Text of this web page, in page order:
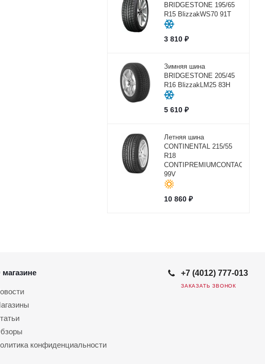
BRIDGESTONE 195/65
R15 BlizzakWS70 91T
3 810₽
Зимняя шина
BRIDGESTONE 205/45
R16 BlizzakLM25 83H
5 610₽
Летняя шина
CONTINENTAL 215/55
R18
CONTIPREMIUMCONTACT2
99V
10 860₽
конфиденциальности
+7 (4012) 777-013
ЗАКАЗАТЬ ЗВОНОК